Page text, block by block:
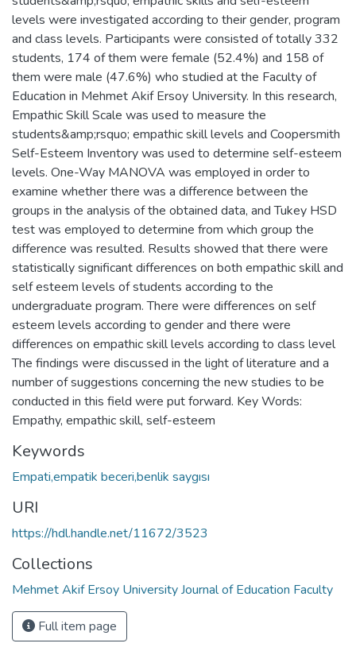
levels were investigated according to their gender, program
and class levels. Participants were consisted of totally 332
students, 174 of them were female (52.4%) and 158 of
them were male (47.6%) who studied at the Faculty of
Education in Mehmet Akif Ersoy University. In this research,
Empathic Skill Scale was used to measure the
students&amp;rsquo; empathic skill levels and Coopersmith
Self-Esteem Inventory was used to determine self-esteem
levels. One-Way MANOVA was employed in order to
examine whether there was a difference between the
groups in the analysis of the obtained data, and Tukey HSD
test was employed to determine from which group the
difference was resulted. Results showed that there were
statistically significant differences on both empathic skill and
self esteem levels of students according to the
undergraduate program. There were differences on self
esteem levels according to gender and there were
differences on empathic skill levels according to class level
The findings were discussed in the light of literature and a
number of suggestions concerning the new studies to be
conducted in this field were put forward. Key Words:
Empathy, empathic skill, self-esteem
Keywords
Empati,empatik beceri,benlik saygısı
URI
https://hdl.handle.net/11672/3523
Collections
Mehmet Akif Ersoy University Journal of Education Faculty
Full item page